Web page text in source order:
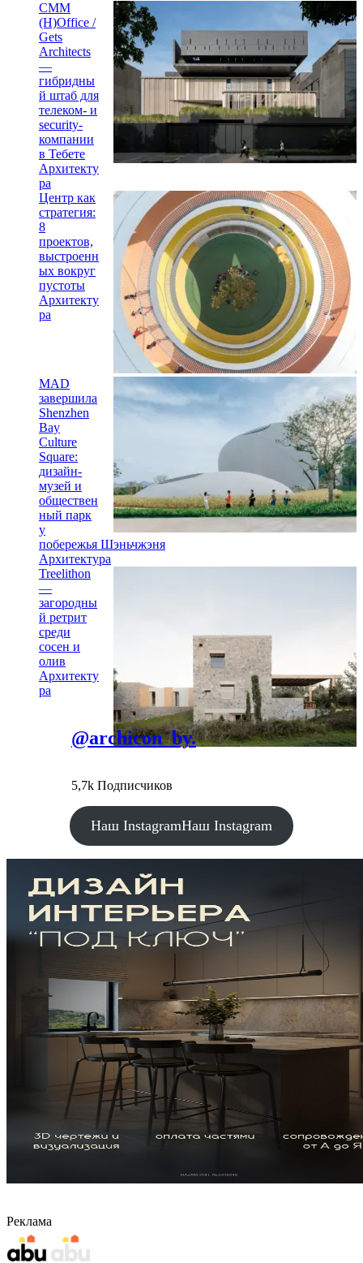
CMM
(H)Office /
Gets
Architects
—
гибридны
й штаб для
телеком- и
security-
компании
в Тебете
Архитекту
ра
Центр как
стратегия:
8
проектов,
выстроенн
ых вокруг
пустоты
Архитекту
ра
MAD
завершила
Shenzhen
Bay
Culture
Square:
дизайн-
музей и
обществен
ный парк
у
побережья Шэньчжэня
Архитектура
Treelithon
—
загородны
й ретрит
среди
сосен и
олив
Архитекту
ра
@archicon_by.
5,7k Подписчиков
Наш InstagramНаш Instagram
Реклама